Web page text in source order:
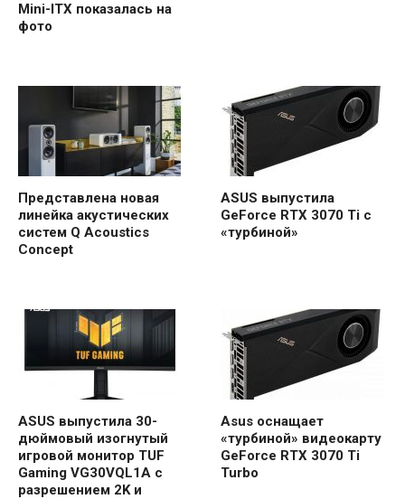
Mini-ITX показалась на
фото
Представлена ​​новая
линейка акустических
систем Q Acoustics
Concept
ASUS выпустила
GeForce RTX 3070 Ti с
«турбиной»
ASUS выпустила 30-
дюймовый изогнутый
игровой монитор TUF
Gaming VG30VQL1A с
разрешением 2K и
Asus оснащает
«турбиной» видеокарту
GeForce RTX 3070 Ti
Turbo